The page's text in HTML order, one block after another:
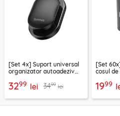
[Set 4x] Suport universal
organizator autoadeziv
3299 lei 3499 lei
[Set
cosul
1999